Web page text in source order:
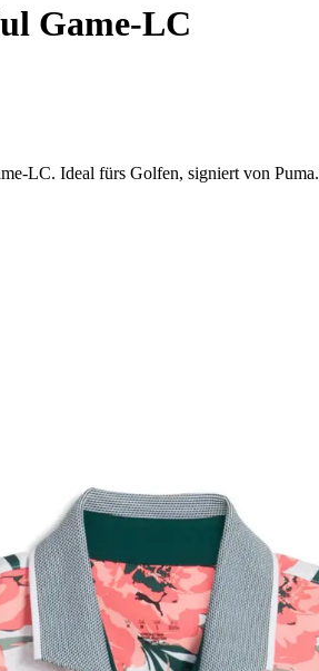
Game-LC
LC. Ideal fürs Golfen, signiert von Puma.